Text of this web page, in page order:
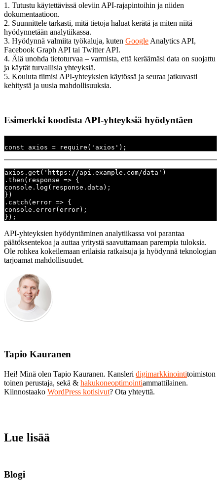
1. Tutustu käytettävissä oleviin API-rajapintoihin ja niiden
dokumentaatioon.
2. Suunnittele tarkasti, mitä tietoja haluat kerätä ja miten niitä
hyödynnetään analytiikassa.
3. Hyödynnä valmiita työkaluja, kuten Google Analytics API,
Facebook Graph API tai Twitter API.
4. Älä unohda tietoturvaa – varmista, että keräämäsi data on suojattu
ja käytät turvallisia yhteyksiä.
5. Kouluta tiimisi API-yhteyksien käytössä ja seuraa jatkuvasti
kehitystä ja uusia mahdollisuuksia.
Esimerkki koodista API-yhteyksiä hyödyntäen
const axios = require('axios');
axios.get('https://api.example.com/data')
.then(response => {
console.log(response.data);
})
.catch(error => {
console.error(error);
});
API-yhteyksien hyödyntäminen analytiikassa voi parantaa
päätöksentekoa ja auttaa yritystä saavuttamaan parempia tuloksia.
Ole rohkea kokeilemaan erilaisia ratkaisuja ja hyödynnä teknologian
tarjoamat mahdollisuudet.
Tapio Kauranen
Hei! Minä olen Tapio Kauranen. Kansleri digimarkkinointitoimiston
toinen perustaja, sekä & hakukoneoptimointiammattilainen.
Kiinnostaako WordPress kotisivut? Ota yhteyttä.
Lue lisää
Blogi